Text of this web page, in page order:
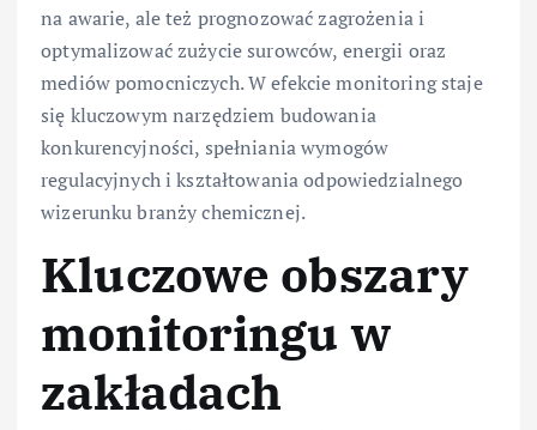
na awarie, ale też prognozować zagrożenia i
optymalizować zużycie surowców, energii oraz
mediów pomocniczych. W efekcie monitoring staje
się kluczowym narzędziem budowania
konkurencyjności, spełniania wymogów
regulacyjnych i kształtowania odpowiedzialnego
wizerunku branży chemicznej.
Kluczowe obszary
monitoringu w
zakładach